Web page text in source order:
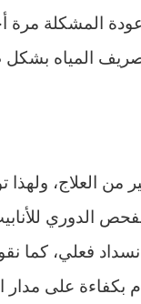
عودة المشكلة
المياه
العلاج،
الدوري
فعلي، كما
بكفاءة على مدار